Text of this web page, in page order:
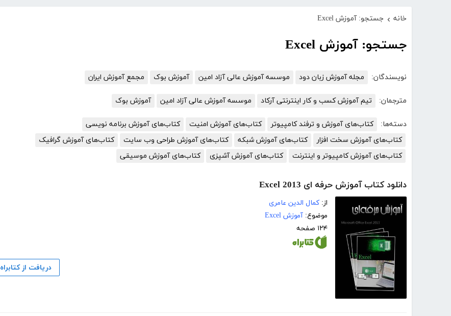
خانه › جستجو: آموزش Excel
جستجو: آموزش Excel
نویسندگان: مجله آموزش زبان دود موسسه آموزش عالی آزاد امین آموزش بوک مجمع آموزش ایران
مترجمان: تیم آموزش کسب و کار اینترنتی آرکاد موسسه آموزش عالی آزاد امین آموزش بوک
دسته‌ها: کتاب‌های آموزش و ترفند کامپیوتر کتاب‌های آموزش امنیت
کتاب‌های آموزش برنامه نویسی
کتاب‌های آموزش سخت افزار
کتاب‌های آموزش شبکه کتاب‌های آموزش طراحی وب سایت
کتاب‌های آموزش گرافیک
کتاب‌های آموزش کامپیوتر و اینترنت
کتاب‌های آموزش آشپزی کتاب‌های آموزش موسیقی
دانلود کتاب آموزش حرفه ای Excel 2013
از: کمال الدین عامری
موضوع: آموزش Excel
۱۲۴ صفحه
دریافت از کتابراه